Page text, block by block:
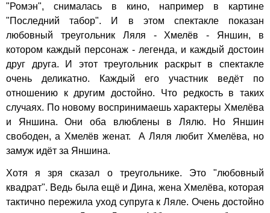
"Ромэн", снималась в кино, например в картине
"Последний табор". И в этом спектакле показан
любовный треугольник Ляля - Хмелёв - Яншин, в
котором каждый персонаж - легенда, и каждый достоин
друг друга. И этот треугольник раскрыт в спектакле
очень деликатно. Каждый его участник ведёт по
отношению к другим достойно. Что редкость в таких
случаях. По новому воспринимаешь характеры Хмелёва
и Яншина. Они оба влюблены в Лялю. Но Яншин
свободен, а Хмелёв женат. А Ляля любит Хмелёва, но
замуж идёт за Яншина.
Хотя я зря сказал о треугольнике. Это "любовный
квадрат". Ведь была ещё и Дина, жена Хмелёва, которая
тактично пережила уход супруга к Ляле. Очень достойно